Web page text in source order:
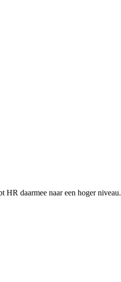
HR daarmee naar een hoger niveau.